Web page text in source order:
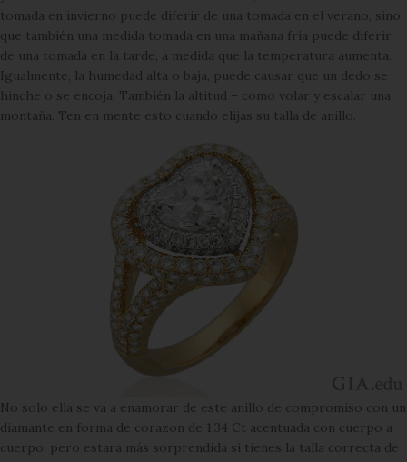
tomada en invierno puede diferir de una tomada en el verano, sino
que también una medida tomada en una mañana fría puede diferir
de una tomada en la tarde, a medida que la temperatura aumenta.
Igualmente, la humedad alta o baja, puede causar que un dedo se
hinche o se encoja. También la altitud – como volar y escalar una
montaña. Ten en mente esto cuando elijas su talla de anillo.
No solo ella se va a enamorar de este anillo de compromiso con un
diamante en forma de corazon de 1.34 Ct acentuada con cuerpo a
cuerpo, pero estara más sorprendida si tienes la talla correcta de